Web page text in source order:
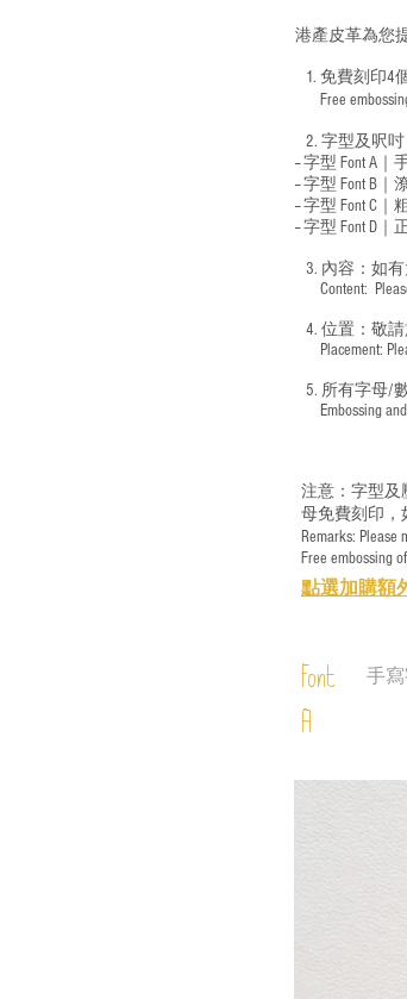
港產皮革為您
1. 免費刻印4
Free
2. 字型及呎吋
-- 字型 Font A｜
-- 字型 Font B｜
-- 字型 Font C
-- 字型 Font D｜
3. 內容：如
Content:
4. 位置：敬
Placement:
5. 所有字母/
Embossing and
注意：字型及
母免費刻印，
Remarks: Please
Free embossing
點選加購額
Font
A
手